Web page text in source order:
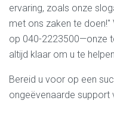
ervaring, zoals onze
met ons zaken te
op 040-2223500—onze
altijd klaar om u te
Bereid u voor op een
ongeëvenaarde support